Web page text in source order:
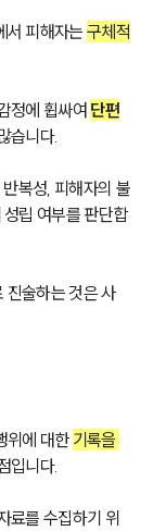
서 피해자는 구체적
정에 휩싸여 단편
습니다.
복성, 피해자의 불
립 여부를 판단합
진술하는 것은 사
위에 대한 기록을
입니다.
료를 수집하기 위